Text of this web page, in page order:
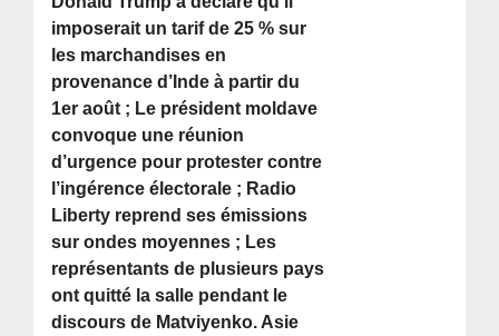
imposerait un tarif de 25 % sur
les marchandises en
provenance d’Inde à partir du
1er août ; Le président moldave
convoque une réunion
d’urgence pour protester contre
l’ingérence électorale ; Radio
Liberty reprend ses émissions
sur ondes moyennes ; Les
représentants de plusieurs pays
ont quitté la salle pendant le
discours de Matviyenko. Asie